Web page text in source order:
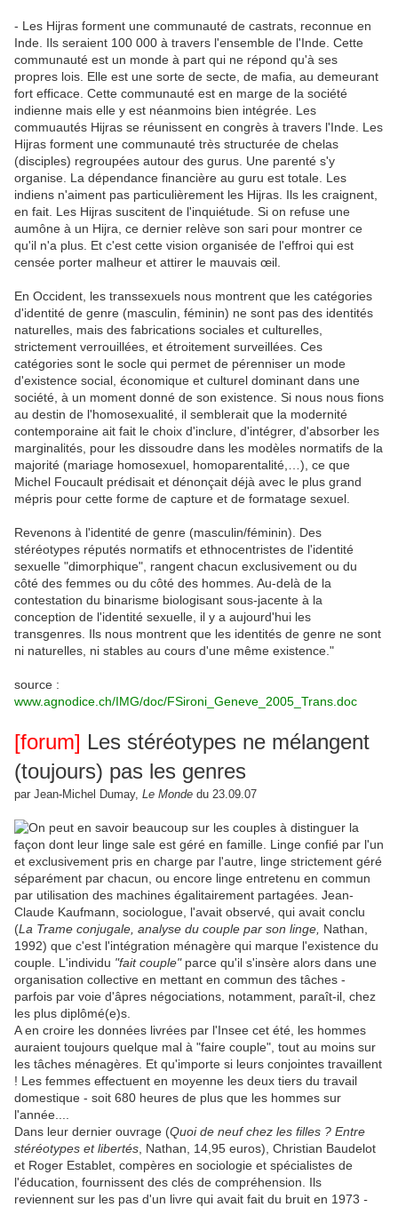
- Les Hijras forment une communauté de castrats, reconnue en
Inde. Ils seraient 100 000 à travers l'ensemble de l'Inde. Cette
communauté est un monde à part qui ne répond qu'à ses
propres lois. Elle est une sorte de secte, de mafia, au demeurant
fort efficace. Cette communauté est en marge de la société
indienne mais elle y est néanmoins bien intégrée. Les
commuautés Hijras se réunissent en congrès à travers l'Inde. Les
Hijras forment une communauté très structurée de chelas
(disciples) regroupées autour des gurus. Une parenté s'y
organise. La dépendance financière au guru est totale. Les
indiens n'aiment pas particulièrement les Hijras. Ils les craignent,
en fait. Les Hijras suscitent de l'inquiétude. Si on refuse une
aumône à un Hijra, ce dernier relève son sari pour montrer ce
qu'il n'a plus. Et c'est cette vision organisée de l'effroi qui est
censée porter malheur et attirer le mauvais œil.
En Occident, les transsexuels nous montrent que les catégories
d'identité de genre (masculin, féminin) ne sont pas des identités
naturelles, mais des fabrications sociales et culturelles,
strictement verrouillées, et étroitement surveillées. Ces
catégories sont le socle qui permet de pérenniser un mode
d'existence social, économique et culturel dominant dans une
société, à un moment donné de son existence. Si nous nous fions
au destin de l'homosexualité, il semblerait que la modernité
contemporaine ait fait le choix d'inclure, d'intégrer, d'absorber les
marginalités, pour les dissoudre dans les modèles normatifs de la
majorité (mariage homosexuel, homoparentalité,…), ce que
Michel Foucault prédisait et dénonçait déjà avec le plus grand
mépris pour cette forme de capture et de formatage sexuel.
Revenons à l'identité de genre (masculin/féminin). Des
stéréotypes réputés normatifs et ethnocentristes de l'identité
sexuelle "dimorphique", rangent chacun exclusivement ou du
côté des femmes ou du côté des hommes. Au-delà de la
contestation du binarisme biologisant sous-jacente à la
conception de l'identité sexuelle, il y a aujourd'hui les
transgenres. Ils nous montrent que les identités de genre ne sont
ni naturelles, ni stables au cours d'une même existence."
source :
www.agnodice.ch/IMG/doc/FSironi_Geneve_2005_Trans.doc
[forum] Les stéréotypes ne mélangent
(toujours) pas les genres
par Jean-Michel Dumay, Le Monde du 23.09.07
n peut en savoir beaucoup sur les couples à distinguer la
façon dont leur linge sale est géré en famille. Linge confié par l'un
et exclusivement pris en charge par l'autre, linge strictement géré
séparément par chacun, ou encore linge entretenu en commun
par utilisation des machines égalitairement partagées. Jean-
Claude Kaufmann, sociologue, l'avait observé, qui avait conclu
(La Trame conjugale, analyse du couple par son linge, Nathan,
1992) que c'est l'intégration ménagère qui marque l'existence du
couple. L'individu "fait couple"parce qu'il s'insère alors dans une
organisation collective en mettant en commun des tâches -
parfois par voie d'âpres négociations, notamment, paraît-il, chez
les plus diplômé(e)s.
A en croire les données livrées par l'Insee cet été, les hommes
auraient toujours quelque mal à "faire couple", tout au moins sur
les tâches ménagères. Et qu'importe si leurs conjointes travaillent
! Les femmes effectuent en moyenne les deux tiers du travail
domestique - soit 680 heures de plus que les hommes sur
l'année....
Dans leur dernier ouvrage (Quoi de neuf chez les filles ? Entre
stéréotypes et libertés , Nathan, 14,95 euros), Christian Baudelot
et Roger Establet, compères en sociologie et spécialistes de
l'éducation, fournissent des clés de compréhension. Ils
reviennent sur les pas d'un livre qui avait fait du bruit en 1973 -